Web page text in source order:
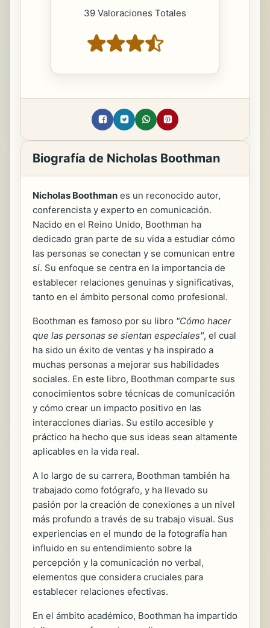
39 Valoraciones Totales
Biografía de Nicholas Boothman
Nicholas Boothman es un reconocido autor,
conferencista y experto en comunicación.
Nacido en el Reino Unido, Boothman ha
dedicado gran parte de su vida a estudiar cómo
las personas se conectan y se comunican entre
sí. Su enfoque se centra en la importancia de
establecer relaciones genuinas y significativas,
tanto en el ámbito personal como profesional.
Boothman es famoso por su libro "Cómo hacer
que las personas se sientan especiales", el cual
ha sido un éxito de ventas y ha inspirado a
muchas personas a mejorar sus habilidades
sociales. En este libro, Boothman comparte sus
conocimientos sobre técnicas de comunicación
y cómo crear un impacto positivo en las
interacciones diarias. Su estilo accesible y
práctico ha hecho que sus ideas sean altamente
aplicables en la vida real.
A lo largo de su carrera, Boothman también ha
trabajado como fotógrafo, y ha llevado su
pasión por la creación de conexiones a un nivel
más profundo a través de su trabajo visual. Sus
experiencias en el mundo de la fotografía han
influido en su entendimiento sobre la
percepción y la comunicación no verbal,
elementos que considera cruciales para
establecer relaciones efectivas.
En el ámbito académico, Boothman ha impartido